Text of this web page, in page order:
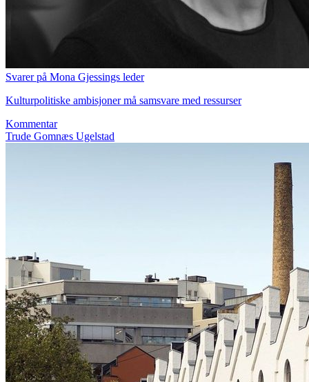
Svarer på Mona Gjessings leder
Kulturpolitiske ambisjoner må samsvare med ressurser
Kommentar
Trude Gomnæs Ugelstad